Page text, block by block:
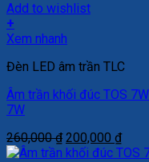
Add to wishlist
+
Xem nhanh
Đèn LED âm trần TLC
Âm trần khối đúc TOS
7W
260,000₫ Giá
gốc
200,000 ₫Giá
hiện